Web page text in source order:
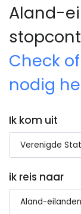
Aland-
Check
nodig
Ik kom uit
ik reis naar